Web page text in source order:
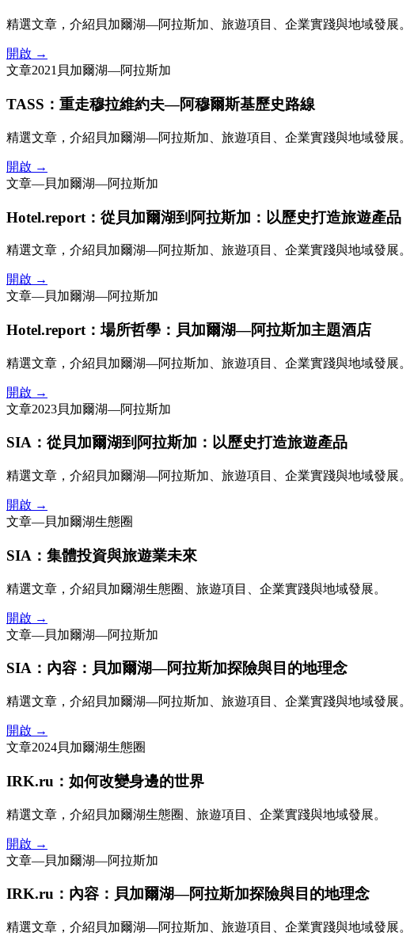
精選文章，介紹貝加爾湖—阿拉斯加、旅遊項目、企業實踐與地域發展。
開啟 →
文章2021 貝加爾湖—阿拉斯加
TASS：重走穆拉維約夫—阿穆爾斯基歷史路線
精選文章，介紹貝加爾湖—阿拉斯加、旅遊項目、企業實踐與地域發展。
開啟 →
文章—貝加爾湖—阿拉斯加
Hotel.report：從貝加爾湖到阿拉斯加：以歷史打造旅遊產品
精選文章，介紹貝加爾湖—阿拉斯加、旅遊項目、企業實踐與地域發展。
開啟 →
文章—貝加爾湖—阿拉斯加
Hotel.report：場所哲學：貝加爾湖—阿拉斯加主題酒店
精選文章，介紹貝加爾湖—阿拉斯加、旅遊項目、企業實踐與地域發展。
開啟 →
文章2023貝加爾湖—阿拉斯加
SIA：從貝加爾湖到阿拉斯加：以歷史打造旅遊產品
精選文章，介紹貝加爾湖—阿拉斯加、旅遊項目、企業實踐與地域發展。
開啟 →
文章—貝加爾湖生態圈
SIA：集體投資與旅遊業未來
精選文章，介紹貝加爾湖生態圈、旅遊項目、企業實踐與地域發展。
開啟 →
文章—貝加爾湖—阿拉斯加
SIA：內容：貝加爾湖—阿拉斯加探險與目的地理念
精選文章，介紹貝加爾湖—阿拉斯加、旅遊項目、企業實踐與地域發展。
開啟 →
文章2024貝加爾湖生態圈
IRK.ru：如何改變身邊的世界
精選文章，介紹貝加爾湖生態圈、旅遊項目、企業實踐與地域發展。
開啟 →
文章—貝加爾湖—阿拉斯加
IRK.ru：內容：貝加爾湖—阿拉斯加探險與目的地理念
精選文章，介紹貝加爾湖—阿拉斯加、旅遊項目、企業實踐與地域發展。